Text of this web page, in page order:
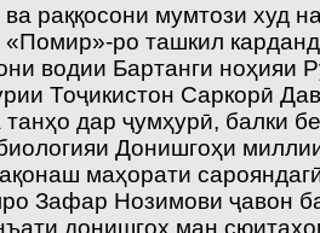
раққосони мумтози
ро ташкил
водии Бартанги ноҳияи
Тоҷикистон Саркорӣ
дар ҷумҳурӣ, балки
Донишгоҳи
маҳорати
Зафар Нозимови ҷавон
донишгоҳ ман